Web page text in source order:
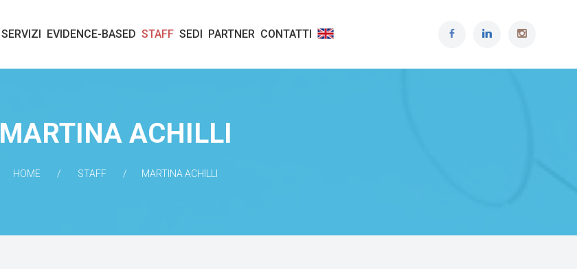
SERVIZI EVIDENCE-BASED STAFF SEDI PARTNER CONTATTI
MARTINA ACHILLI
HOME STAFF MARTINA ACHILLI